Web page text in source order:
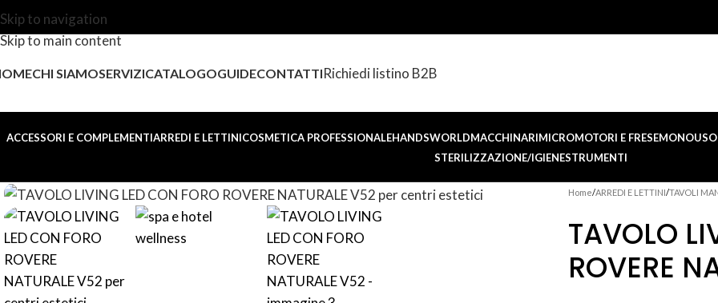
Skip to navigation
Skip to main content
CHI SIAMOSERVIZICATALOGOGUIDECONTATTIRichiedi listino B2B
ACCESSORI E COMPLEMENTIARREDI E LETTINICOSMETICA PROFESSIONALEHANDSWORLDMACCHINARIMICROMOTORI E FRESEMONOUSO
STERILIZZAZIONE/IGIENESTRUMENTI
Home ARREDI E LETTINI TAVOLI
TAVOLO
ROVERE